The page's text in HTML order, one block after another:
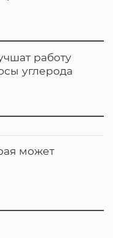
работу
углерода
может